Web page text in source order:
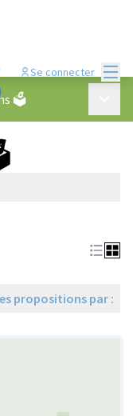
Se connecter
🗳️
propositions par :